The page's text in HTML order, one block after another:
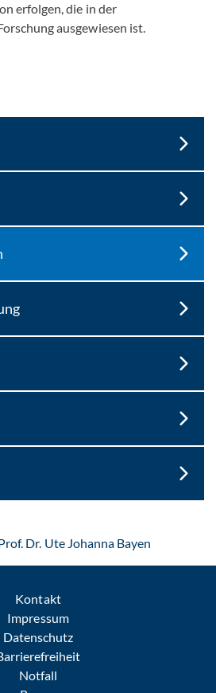
erfolgen, die in der
ausgewiesen ist.
Dr. Ute Johanna Bayen: Per E-
Kontakt
Impressum
Datenschutz
Notfall